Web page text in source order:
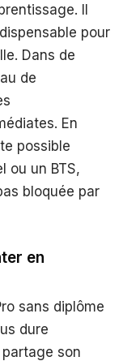
Il
pour
Dans de
de
En
possible
ou un BTS,
bloquée par
en
sans diplôme
dure
son